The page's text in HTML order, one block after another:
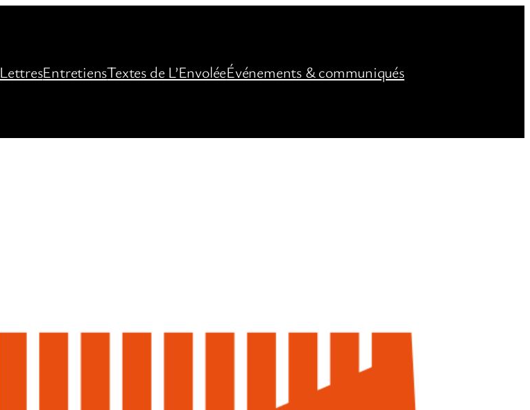
LettresEntretiensTextes de L’EnvoléeÉvénements & communiqués